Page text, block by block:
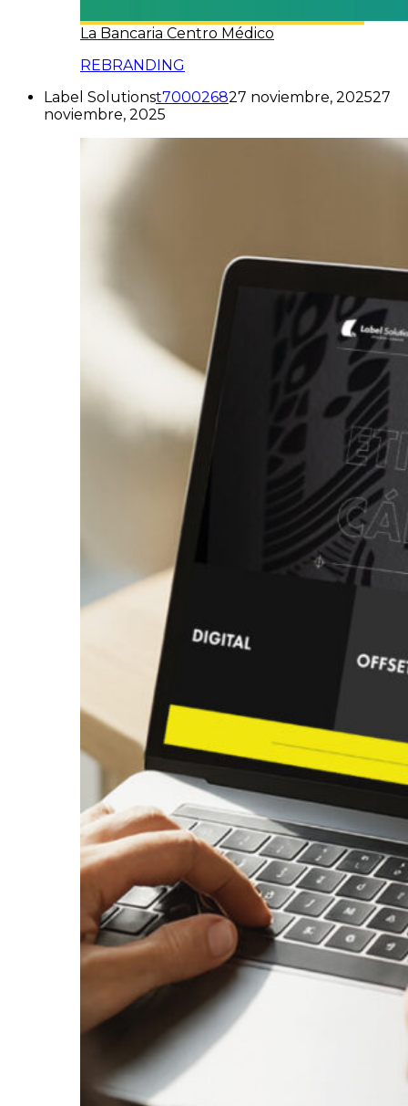
La Bancaria Centro Médico
REBRANDING
Label Solutionst700026827 noviembre, 202527
noviembre, 2025